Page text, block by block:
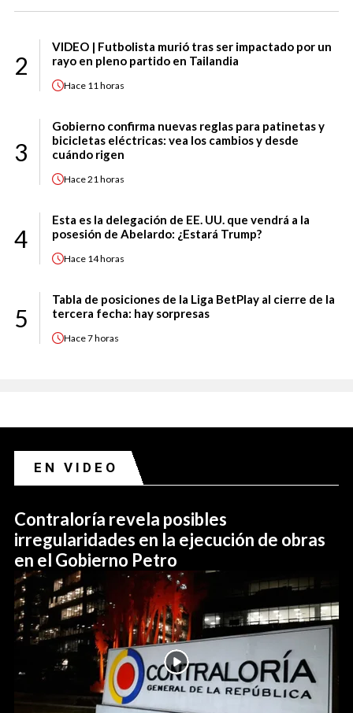
2
VIDEO | Futbolista murió tras ser impactado por un
rayo en pleno partido en Tailandia
Hace 11 horas
3
Gobierno confirma nuevas reglas para patinetas y
bicicletas eléctricas: vea los cambios y desde
cuándo rigen
Hace21 horas
4
Esta es la delegación de EE. UU. que vendrá a la
posesión de Abelardo: ¿Estará Trump?
Hace 14 horas
5
Tabla de posiciones de la Liga BetPlay al cierre de la
tercera fecha: hay sorpresas
Hace7 horas
EN VIDEO
Contraloría revela posibles
irregularidades en la ejecución de obras
en el Gobierno Petro